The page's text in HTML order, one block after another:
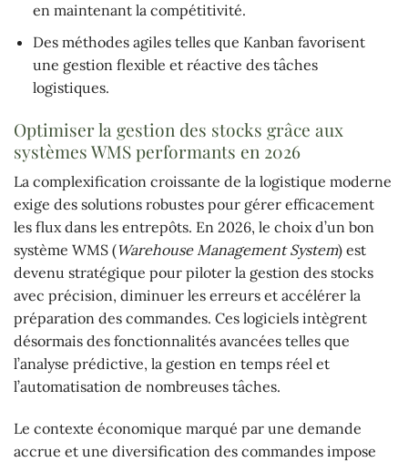
en maintenant la compétitivité.
Des méthodes agiles telles que Kanban favorisent
une gestion flexible et réactive des tâches
logistiques.
Optimiser la gestion des stocks grâce aux
systèmes WMS performants en 2026
La complexification croissante de la logistique moderne
exige des solutions robustes pour gérer efficacement
les flux dans les entrepôts. En 2026, le choix d’un bon
système WMS (Warehouse Management System) est
devenu stratégique pour piloter la gestion des stocks
avec précision, diminuer les erreurs et accélérer la
préparation des commandes. Ces logiciels intègrent
désormais des fonctionnalités avancées telles que
l’analyse prédictive, la gestion en temps réel et
l’automatisation de nombreuses tâches.
Le contexte économique marqué par une demande
accrue et une diversification des commandes impose